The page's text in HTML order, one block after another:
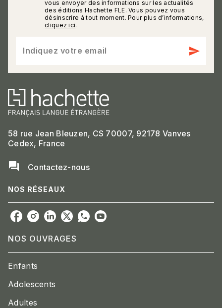
vous envoyer des informations sur les actualités
des éditions Hachette FLE. Vous pouvez vous
désinscrire à tout moment. Pour plus d’informations,
cliquez ici.
Indiquez votre email send
58 rue Jean Bleuzen, CS 70007, 92178 Vanves
Cedex, France
question_answer Contactez-nous
NOS RÉSEAUX
NOS OUVRAGES
Enfants
Adolescents
Adultes